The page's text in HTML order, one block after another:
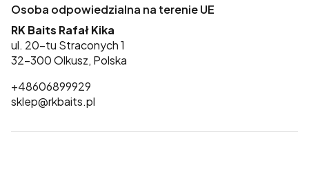
Osoba odpowiedzialna na terenie UE
RK Baits Rafał Kika
ul. 20-tu Straconych 1
32-300 Olkusz, Polska
+48606899929
sklep@rkbaits.pl